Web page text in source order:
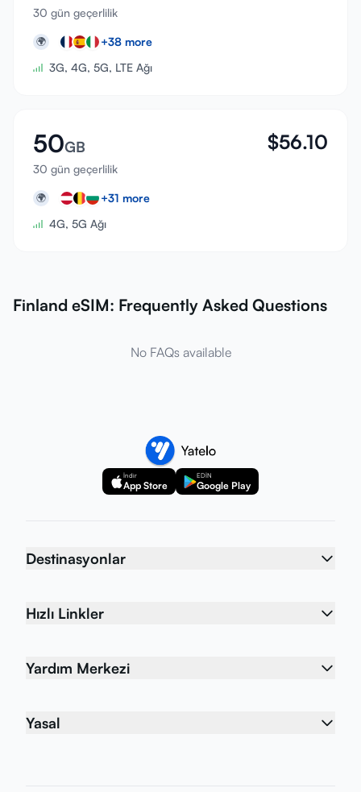
30 gün geçerlilik
🌍 +38 more
3G, 4G, 5G, LTE Ağı
50GB
30 gün geçerlilik
$56.10
🌍 +31 more
4G, 5G Ağı
Finland eSIM: Frequently Asked Questions
No FAQs available
İndir
App Store
EDİN
Google Play
Destinasyonlar
Hızlı Linkler
Yardım Merkezi
Yasal